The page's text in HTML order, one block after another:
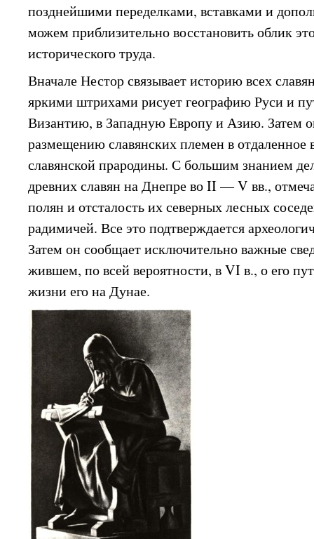
позднейшими переделками, вставками и
можем приблизительно восстановить облик
исторического труда.
Вначале Нестор связывает историю всех
яркими штрихами рисует географию Руси и
Византию, в Западную Европу и Азию. Затем
размещению славянских племен в отдаленное
славянской прародины. С большим знанием
древних славян на Днепре во II — V вв.,
полян и отсталость их северных лесных
радимичей. Все это подтверждается
Затем он сообщает исключительно важные
жившем, по всей вероятности, в VI в., о его
жизни его на Дунае.